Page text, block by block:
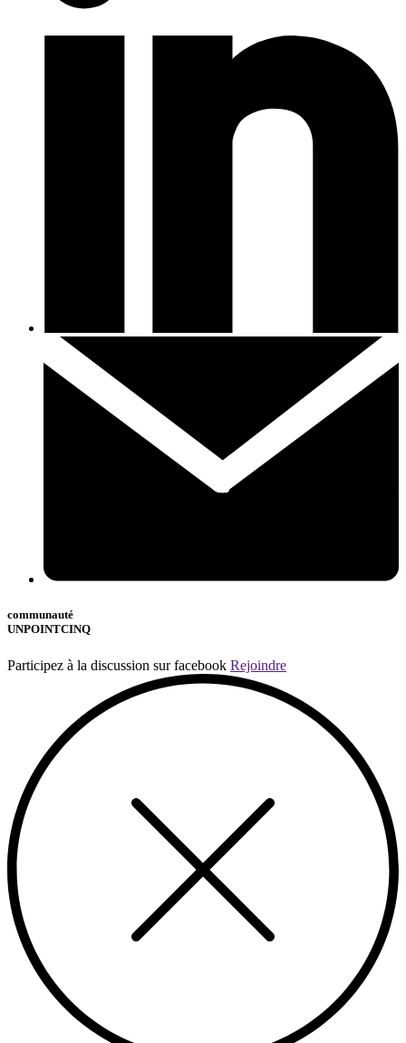
communauté
UNPOINTCINQ
Participez à la discussion sur facebook Rejoindre